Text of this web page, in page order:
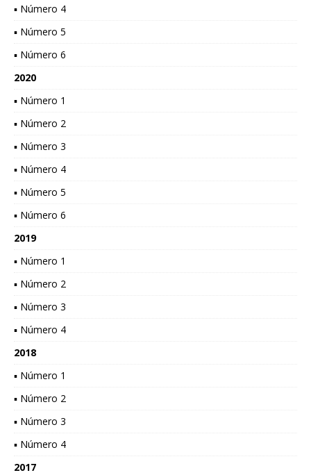
▪ Número 4
▪ Número 5
▪ Número 6
2020
▪ Número 1
▪ Número 2
▪ Número 3
▪ Número 4
▪ Número 5
▪ Número 6
2019
▪ Número 1
▪ Número 2
▪ Número 3
▪ Número 4
2018
▪ Número 1
▪ Número 2
▪ Número 3
▪ Número 4
2017